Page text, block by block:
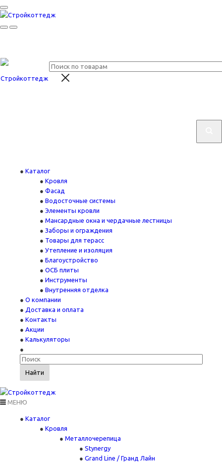
Каталог
Кровля
Фасад
Водосточные системы
Элементы кровли
Мансардные окна и чердачные лестницы
Заборы и ограждения
Товары для терасс
Утепление и изоляция
Благоустройство
ОСБ плиты
Инструменты
Внутренняя отделка
О компании
Доставка и оплата
Контакты
Акции
Калькуляторы
Найти
МЕНЮ
Каталог
Кровля
Металлочерепица
Stynergy
Grand Line / Гранд Лайн